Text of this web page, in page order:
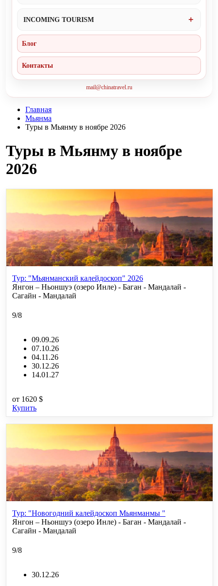
INCOMING TOURISM
Блог
Контакты
mail@chinatravel.ru
Главная
Мьянма
Туры в Мьянму в ноябре 2026
Туры в Мьянму в ноябре
2026
Тур: "Мьянманский калейдоскоп" 2026
Янгон – Ньоншуэ (озеро Инле) - Баган - Мандалай -
Сагайн - Мандалай
9/8
09.09.26
07.10.26
04.11.26
30.12.26
14.01.27
от 1620 $
Купить
Тур: "Новогодний калейдоскоп Мьянманмы "
Янгон – Ньоншуэ (озеро Инле) - Баган - Мандалай -
Сагайн - Мандалай
9/8
30.12.26